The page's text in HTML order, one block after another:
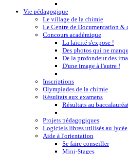
Vie pédagogique
Le village de la chimie
Le Centre de Documentation &
Concours académique
La laïcité s'expose !
Des photos qui ne
De la profondeur des
D'une image à l'autre !
Inscriptions
Olympiades de la chimie
Résultats aux examens
Résultats au
Projets pédagogiques
Logiciels libres utilisés au lycée
Aide à l'orientation
Se faire conseiller
Mini-Stages